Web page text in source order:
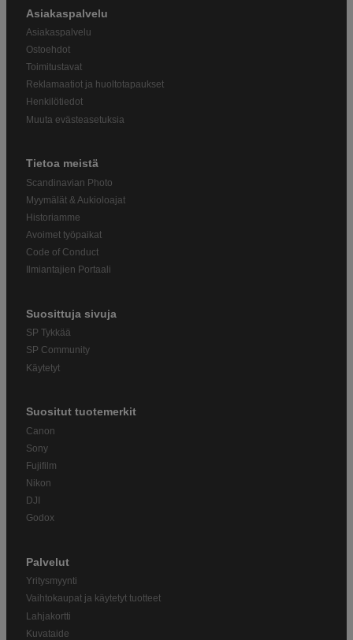
Asiakaspalvelu
Asiakaspalvelu
Ostoehdot
Toimitustavat
Reklamaatiot ja huoltotapaukset
Henkilötiedot
Muuta evästeasetuksia
Tietoa meistä
Scandinavian Photo
Myymälät & Aukioloajat
Historiamme
Avoimet työpaikat
Code of Conduct
Ilmiantajien Portaali
Suosittuja sivuja
SP Tykkää
SP Community
Käytetyt
Suositut tuotemerkit
Canon
Sony
Fujifilm
Nikon
DJI
Godox
Palvelut
Yritysmyynti
Vaihtokaupat ja käytetyt tuotteet
Lahjakortti
Kuvataide